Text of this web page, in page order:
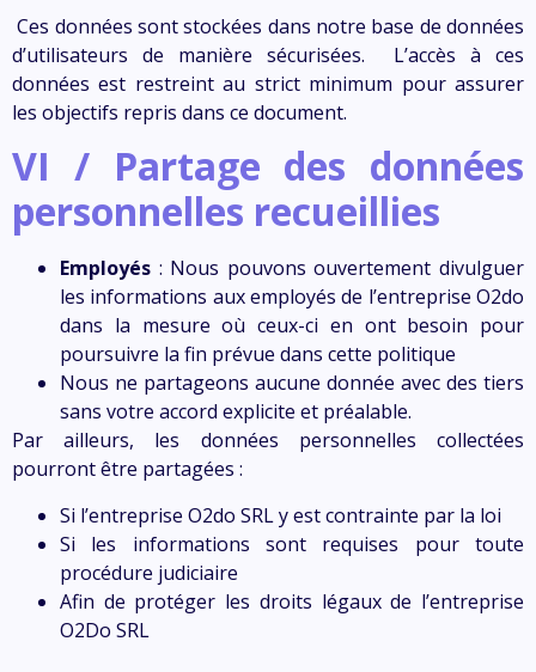
Ces données sont stockées dans notre base de données
d’utilisateurs de manière sécurisées. L’accès à ces
données est restreint au strict minimum pour assurer
les objectifs repris dans ce document.
VI / Partage des données
personnelles recueillies
Employés : Nous pouvons ouvertement divulguer
les informations aux employés de l’entreprise O2do
dans la mesure où ceux-ci en ont besoin pour
poursuivre la fin prévue dans cette politique
Nous ne partageons aucune donnée avec des tiers
sans votre accord explicite et préalable.
Par ailleurs, les données personnelles collectées
pourront être partagées :
Si l’entreprise O2do SRLy est contrainte par la loi
Si les informations sont requises pour toute
procédure judiciaire
Afin de protéger les droits légaux de l’entreprise
O2Do SRL